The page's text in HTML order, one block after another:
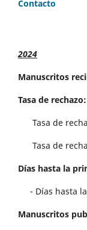
Contacto
2024
Manuscritos
Tasa de rechazo:
Tasa de
Tasa de
Días hasta la
- Días hasta la
Manuscritos